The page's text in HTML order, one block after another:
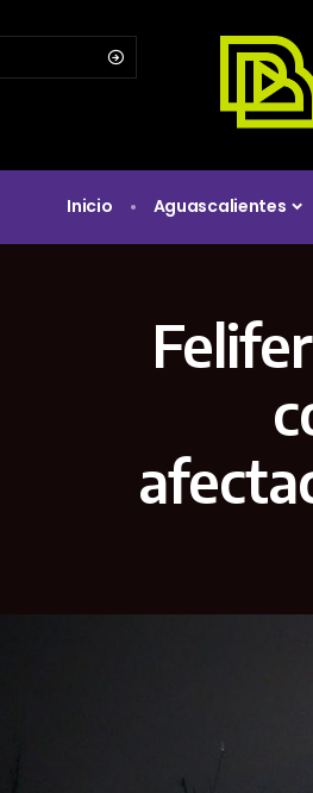
Inicio Aguascalientes